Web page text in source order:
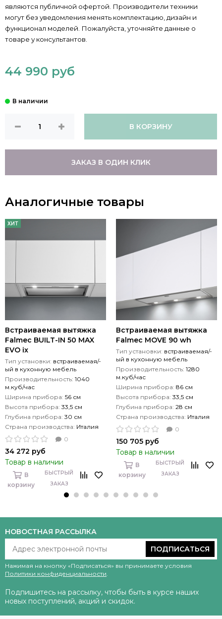
являются публичной офертой. Производители техники
могут без уведомления менять комплектацию, дизайн и
функционал моделей. Пожалуйста, уточняйте данные о
товаре у консультантов.
44 990 руб
В КОРЗИНУ
ЗАКАЗ В ОДИН КЛИК
Аналогичные товары
ХИТ
Встраиваемая вытяжка
Falmec BUILT-IN 50 MAX
EVO ix
Тип установки: встраиваемая/-
ый в кухонную мебель
Производительность: 1040
м.куб/час
Ширина прибора: 56 см
Высота прибора: 33,5 см
Глубина прибора: 30 см
Страна производства: Италия
0
34 272 руб
Товар в наличии
В
корзину
БЫСТРЫЙ
ЗАКАЗ
Встраиваемая вытяжка
Falmec MOVE 90 wh
Тип установки: встраиваемая/-
ый в кухонную мебель
Производительность: 1280
м.куб/час
Ширина прибора: 86 см
Высота прибора: 33,5 см
Глубина прибора: 28 см
Страна производства: Италия
0
150 705 руб
Товар в наличии
В
корзину
БЫСТРЫЙ
ЗАКАЗ
НОВОСТНАЯ РАССЫЛКА
ПОДПИСАТЬСЯ
Нажимая на кнопку «Подписаться» вы принимаете условия
Политики конфиденциальности.
Подпишитесь на рассылку, чтобы быть в курсе наших
новых поступлений, акций и скидок.